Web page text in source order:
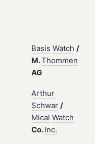
Basis Watch /
M.Thommen
AG
Arthur
Schwar /
Mical Watch
Co.Inc.